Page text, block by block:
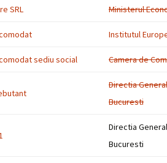
SRL Ministerul
Institutul
sediu social Camera de
Directia
Bucuresti
Directia
Bucuresti